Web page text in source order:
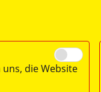
die Website